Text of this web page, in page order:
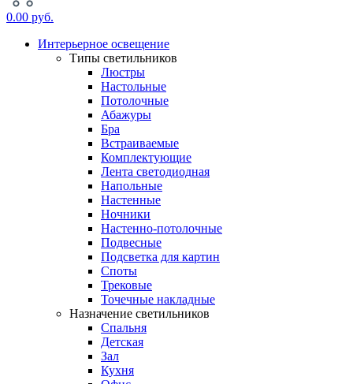
0.00 руб.
Интерьерное освещение
Типы светильников
Люстры
Настольные
Потолочные
Абажуры
Бра
Встраиваемые
Комплектующие
Лента светодиодная
Напольные
Настенные
Ночники
Настенно-потолочные
Подвесные
Подсветка для картин
Споты
Трековые
Точечные накладные
Назначение светильников
Спальня
Детская
Зал
Кухня